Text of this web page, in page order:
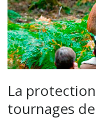
La
tournages